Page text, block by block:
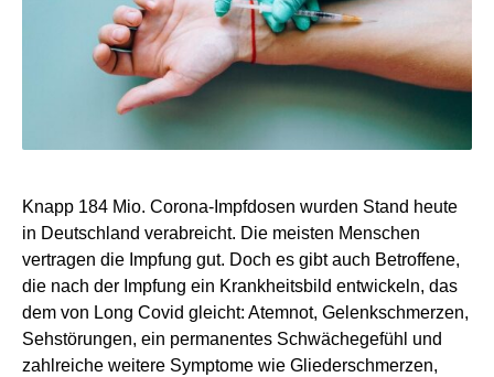
Knapp 184 Mio. Corona-Impfdosen wurden Stand heute
in Deutschland verabreicht. Die meisten Menschen
vertragen die Impfung gut. Doch es gibt auch Betroffene,
die nach der Impfung ein Krankheitsbild entwickeln, das
dem von Long Covid gleicht: Atemnot, Gelenkschmerzen,
Sehstörungen, ein permanentes Schwächegefühl und
zahlreiche weitere Symptome wie Gliederschmerzen,